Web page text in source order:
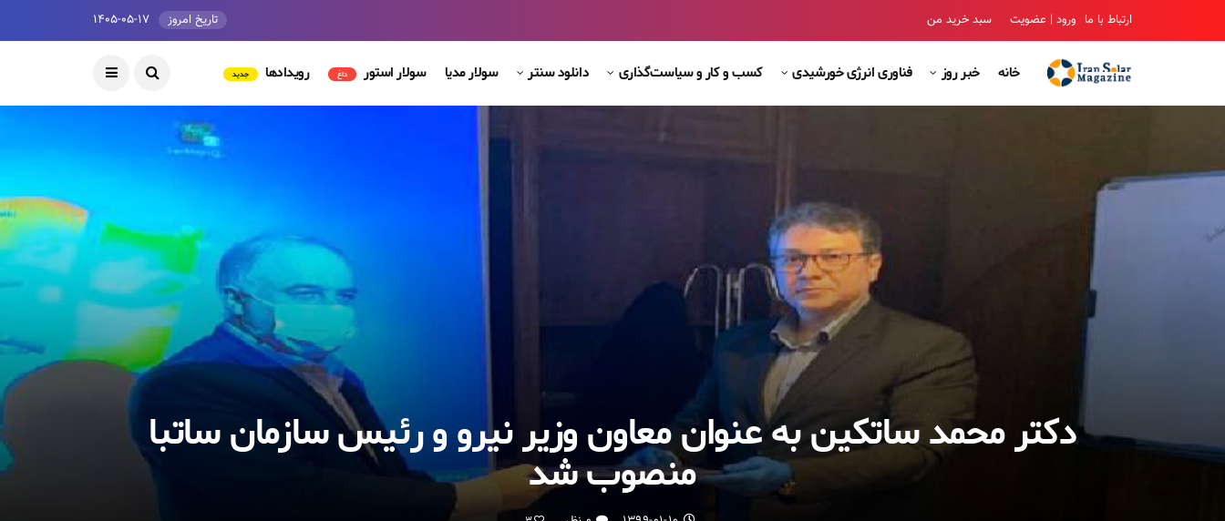
ارتباط با ما ورود | عضویت سبد خرید من تاریخ امروز ۱۴۰۵-۰۵-۱۷
خانه خبر روز فناوری انرژی خورشیدی کسب و کار و سیاست‌گذاری دانلود سنتر سولار مدیا سولار استور داغ رویدادها جدید
دکتر محمد ساتکین به عنوان معاون وزیر نیرو و رئیس سازمان ساتبا
منصوب شد